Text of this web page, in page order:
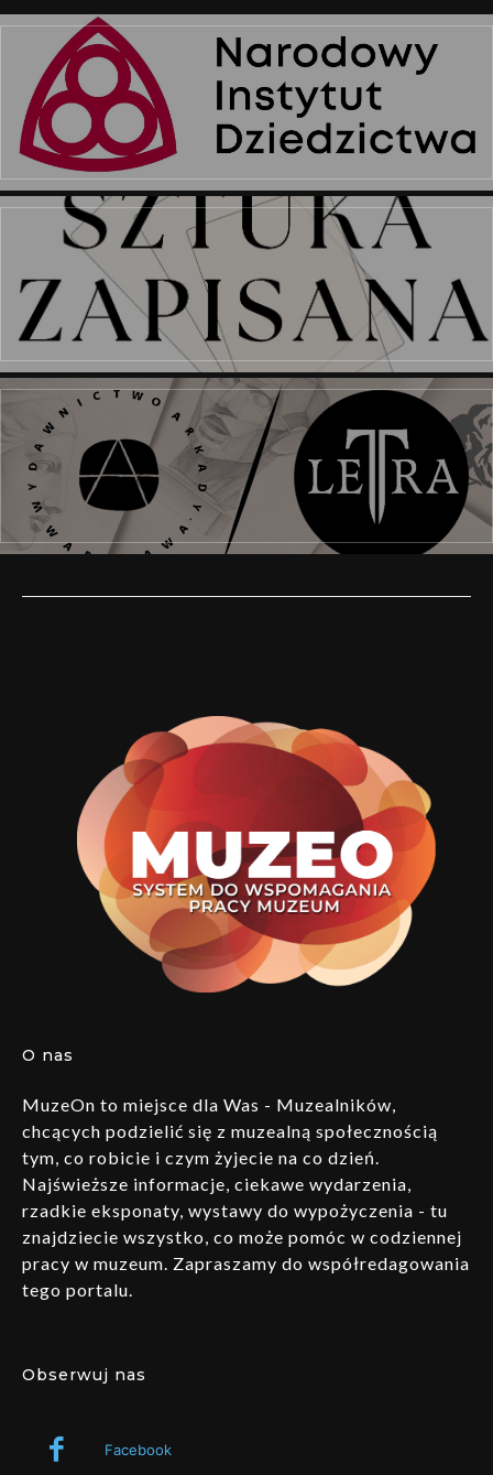
O nas
MuzeOn to miejsce dla Was - Muzealników,
chcących podzielić się z muzealną społecznością
tym, co robicie i czym żyjecie na co dzień.
Najświeższe informacje, ciekawe wydarzenia,
rzadkie eksponaty, wystawy do wypożyczenia - tu
znajdziecie wszystko, co może pomóc w codziennej
pracy w muzeum. Zapraszamy do współredagowania
tego portalu.
Obserwuj nas
Facebook